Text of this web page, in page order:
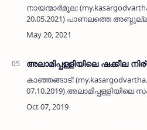
നായന്മാർമൂല:
20.05.2021) പാണലത്തെ
എടച്ചേരി (70) നിര്യാതനായി.
ബസ് സ്റ്റാൻഡ് എം ജി റോഡിൽ
അലാമിപ്പള്ളിയിലെ ഷക്കീല
കാഞ്ഞങ്ങാട്:
07.10.2019)
മന്‍സിലില്‍ മുഹമ്മദ്കുഞ്ഞി (സബ്
എഞ്ചിനീയര്‍, കെ എസ് ഇ ബി,